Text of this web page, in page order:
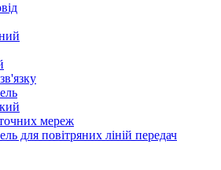
мереж
для повітряних ліній передач